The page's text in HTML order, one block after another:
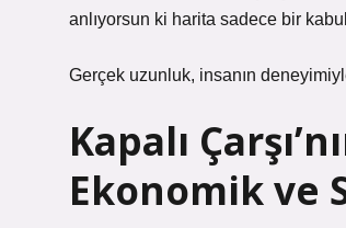
anlıyorsun ki harita sadece bir
Gerçek uzunluk, insanın
Kapalı
Ekonomik ve